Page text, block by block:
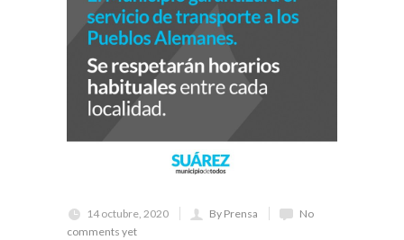
14 octubre, 2020 By Prensa
No
comments yet